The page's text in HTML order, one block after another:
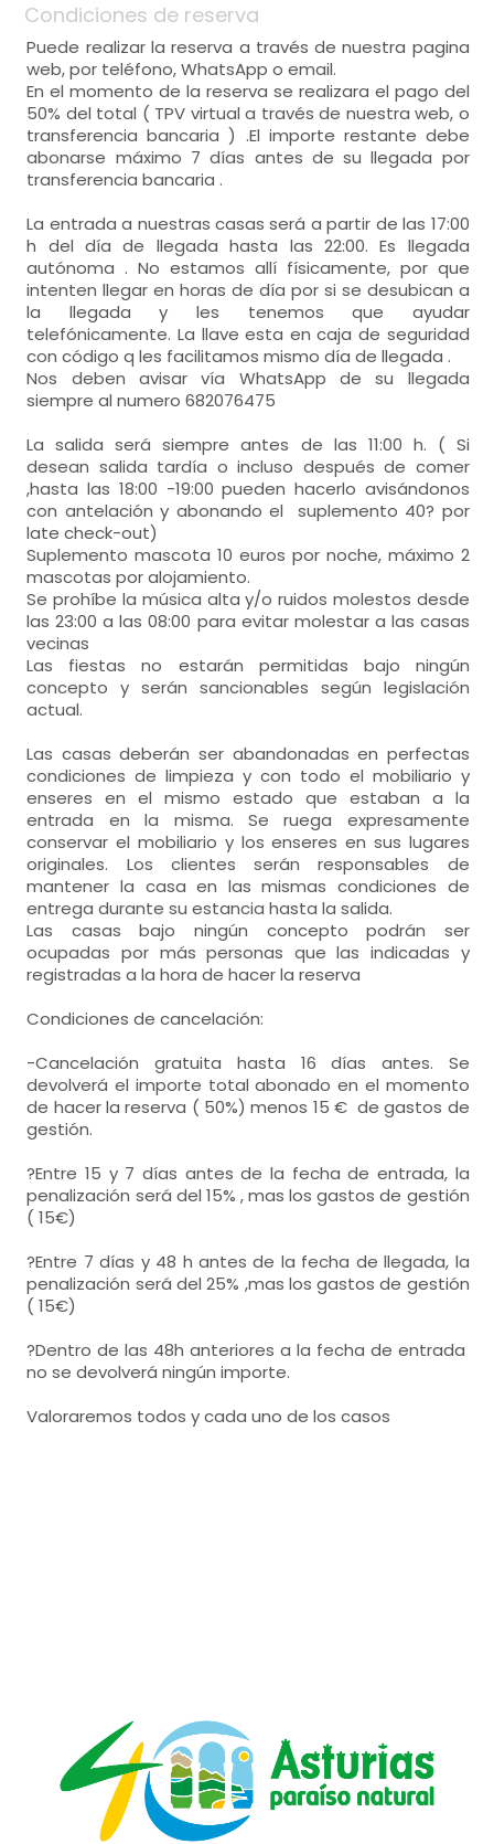
Condiciones de reserva
Puede realizar la reserva a través de nuestra pagina
web, por teléfono, WhatsApp o email.
En el momento de la reserva se realizara el pago del
50% del total ( TPV virtual a través de nuestra web, o
transferencia bancaria ) .El importe restante debe
abonarse máximo 7 días antes de su llegada por
transferencia bancaria .
La entrada a nuestras casas será a partir de las 17:00
h del día de llegada hasta las 22:00. Es llegada
autónoma . No estamos allí físicamente, por que
intenten llegar en horas de día por si se desubican a
la llegada y les tenemos que ayudar
telefónicamente. La llave esta en caja de seguridad
con código q les facilitamos mismo día de llegada .
Nos deben avisar vía WhatsApp de su llegada
siempre al numero 682076475
La salida será siempre antes de las 11:00 h. ( Si
desean salida tardía o incluso después de comer
,hasta las 18:00 -19:00 pueden hacerlo avisándonos
con antelación y abonando el suplemento 40? por
late check-out)
Suplemento mascota 10 euros por noche, máximo 2
mascotas por alojamiento.
Se prohíbe la música alta y/o ruidos molestos desde
las 23:00 a las 08:00 para evitar molestar a las casas
vecinas
Las fiestas no estarán permitidas bajo ningún
concepto y serán sancionables según legislación
actual.
Las casas deberán ser abandonadas en perfectas
condiciones de limpieza y con todo el mobiliario y
enseres en el mismo estado que estaban a la
entrada en la misma. Se ruega expresamente
conservar el mobiliario y los enseres en sus lugares
originales. Los clientes serán responsables de
mantener la casa en las mismas condiciones de
entrega durante su estancia hasta la salida.
Las casas bajo ningún concepto podrán ser
ocupadas por más personas que las indicadas y
registradas a la hora de hacer la reserva
Condiciones de cancelación:
-Cancelación gratuita hasta 16 días antes. Se
devolverá el importe total abonado en el momento
de hacer la reserva ( 50%) menos 15 € de gastos de
gestión.
?Entre 15 y 7 días antes de la fecha de entrada, la
penalización será del 15% , mas los gastos de gestión
( 15€)
?Entre 7 días y 48 h antes de la fecha de llegada, la
penalización será del 25% ,mas los gastos de gestión
( 15€)
?Dentro de las 48h anteriores a la fecha de entrada
no se devolverá ningún importe.
Valoraremos todos y cada uno de los casos